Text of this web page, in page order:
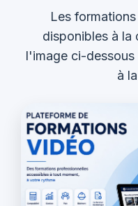
Les
disponibles à la
l'image ci-
à